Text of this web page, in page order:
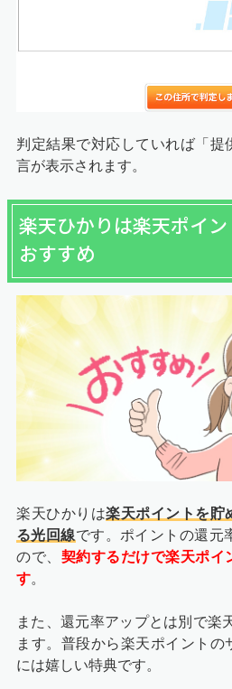
判定結果で対応していれば「提
言が表示されます。
楽天ひかりは楽天ポイ
おすすめ
楽天ひかりは楽天ポイントを貯
る光回線です。ポイントの還元
ので、 契約するだけで楽天ポイ
す。
また、還元率アップとは別で楽
ます。普段から楽天ポイントの
には嬉しい特典です。